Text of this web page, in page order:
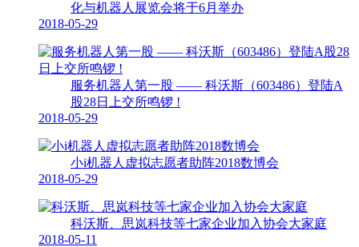
化与机器人展览会将于6月举办
2018-05-29
服务机器人第一股 —— 科沃斯（603486）登陆A
股28日上交所鸣锣 !
2018-05-29
小i机器人虚拟志愿者助阵2018数博会
2018-05-29
科沃斯、思岚科技等七家企业加入协会大家庭
2018-05-11